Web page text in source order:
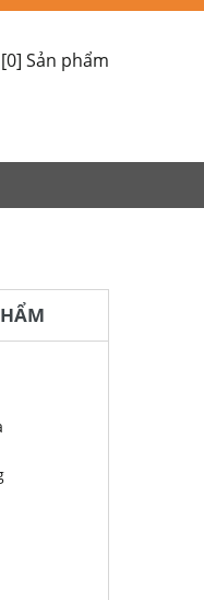
[0] Sản phẩm